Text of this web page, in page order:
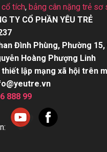
cổ tích, bảng cân nặng trẻ sơ
TY CỔ PHẦN YÊU TRẺ
Đình Phùng, Phường
Hoàng Phượng Linh
thiết lập mạng xã hội trên
888 99